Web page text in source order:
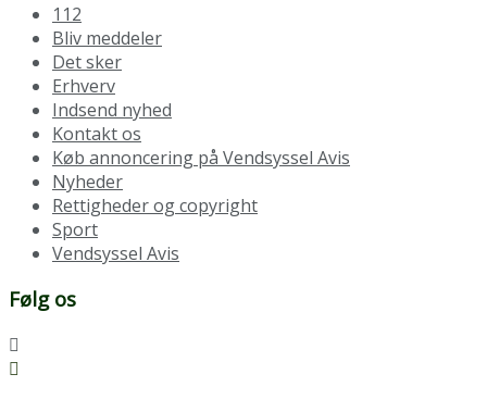
112
Bliv meddeler
Det sker
Erhverv
Indsend nyhed
Kontakt os
Køb annoncering på Vendsyssel Avis
Nyheder
Rettigheder og copyright
Sport
Vendsyssel Avis
Følg os